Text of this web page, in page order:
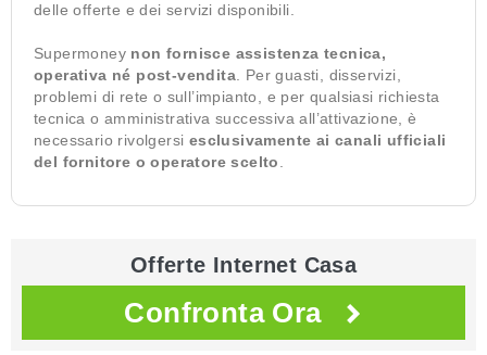
delle offerte e dei servizi disponibili.
Supermoney non fornisce assistenza tecnica,
operativa né post-vendita . Per guasti, disservizi,
problemi di rete o sull’impianto, e per qualsiasi richiesta
tecnica o amministrativa successiva all’attivazione, è
necessario rivolgersi esclusivamente ai canali ufficiali
del fornitore o operatore scelto
Offerte Internet Casa
Confronta Ora